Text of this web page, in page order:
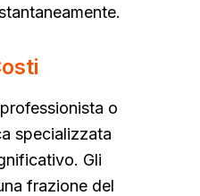
o
specializzata
Gli
frazione del